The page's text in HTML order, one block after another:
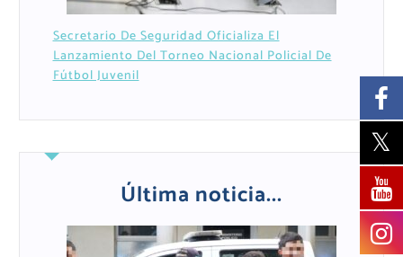
Secretario De Seguridad Oficializa El
Lanzamiento Del Torneo Nacional Policial De
Fútbol Juvenil
Última noticia...